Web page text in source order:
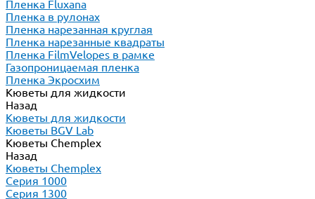
Пленка Fluxana
Пленка в рулонах
Пленка нарезанная круглая
Пленка нарезанные квадраты
Пленка FilmVelopes в рамке
Газопроницаемая пленка
Пленка Экросхим
Кюветы для жидкости
Назад
Кюветы для жидкости
Кюветы BGV Lab
Кюветы Chemplex
Назад
Кюветы Chemplex
Серия 1000
Серия 1300